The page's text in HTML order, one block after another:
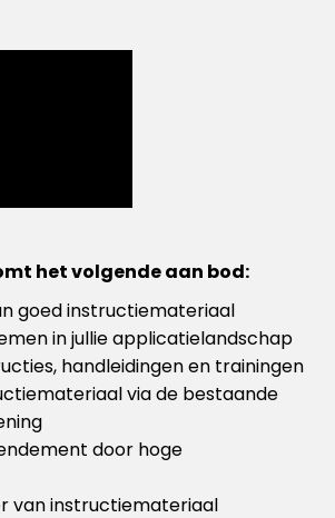
het volgende aan bod:
goed instructiemateriaal
in jullie applicatielandschap
handleidingen en trainingen
via de bestaande
door hoge
van instructiemateriaal